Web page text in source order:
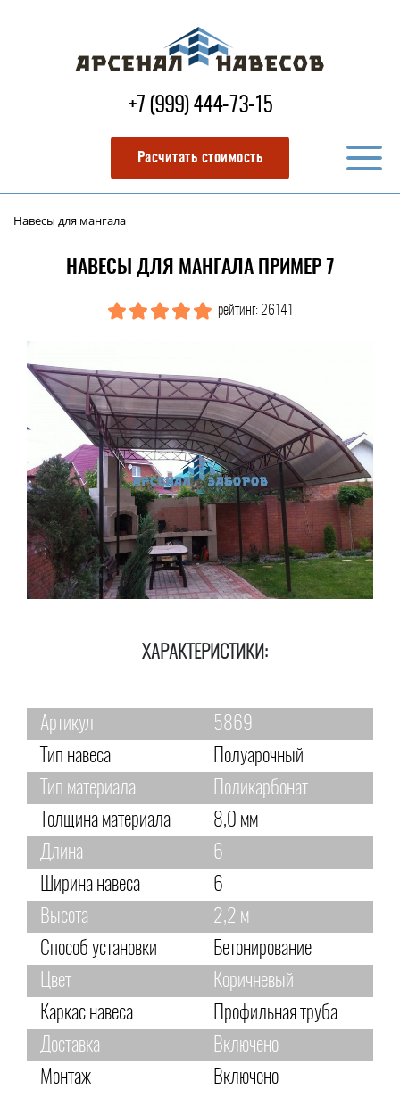
+7 (999) 444-73-15
Расчитать стоимость
Навесы для мангала
НАВЕСЫ ДЛЯ МАНГАЛА ПРИМЕР 7
рейтинг: 26141
ХАРАКТЕРИСТИКИ:
Артикул
5869
Тип навеса
Полуарочный
Тип материала
Поликарбонат
Толщина материала
8,0 мм
Длина
6
Ширина навеса
6
Высота
2,2 м
Способ установки
Бетонирование
Цвет
Коричневый
Каркас навеса
Профильная труба
Доставка
Включено
Монтаж
Включено